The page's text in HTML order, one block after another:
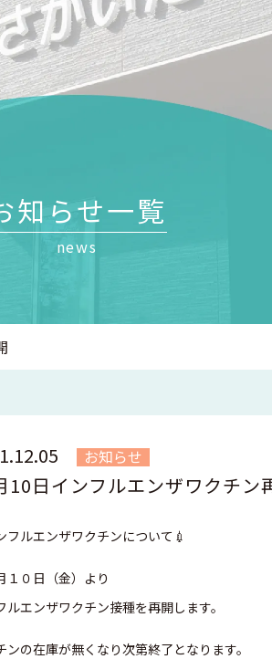
知らせ一覧
news
お知らせ
10日インフルエンザワクチン
フルエンザワクチンについて💉
１０日（金）より
ルエンザワクチン接種を再開します。
ンの在庫が無くなり次第終了となります。